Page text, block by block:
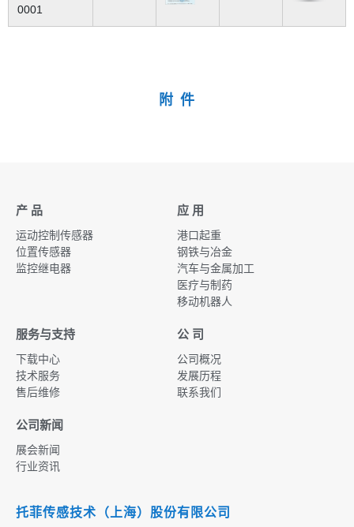
0001
附 件
产 品
运动控制传感器
位置传感器
监控继电器
应 用
港口起重
钢铁与冶金
汽车与金属加工
医疗与制药
移动机器人
服务与支持
下载中心
技术服务
售后维修
公 司
公司概况
发展历程
联系我们
公司新闻
展会新闻
行业资讯
托菲传感技术（上海）股份有限公司